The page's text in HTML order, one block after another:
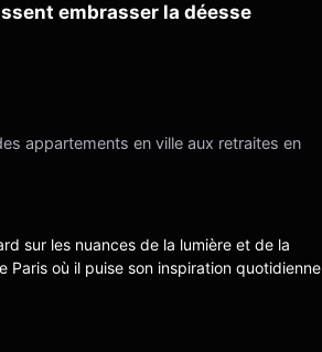
embrasser la déesse
appartements en ville aux retraites en
sur les nuances de la lumière et de la
Paris où il puise son inspiration quotidienne